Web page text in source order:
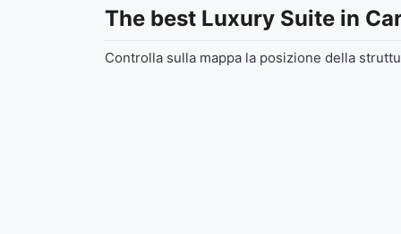
The best Luxury Suite in
Controlla sulla mappa la posizione della